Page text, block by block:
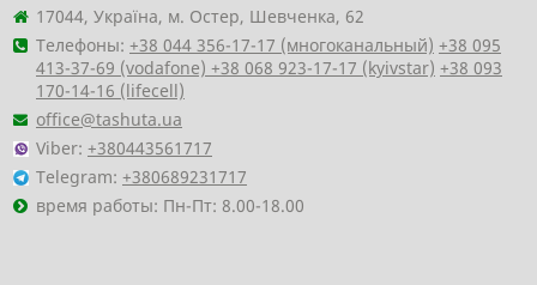
17044, Україна, м. Остер, Шевченка, 62
Телефоны: +38 044 356-17-17 (многоканальный) +38 095
413-37-69 (vodafone) +38 068 923-17-17 (kyivstar) +38 093
170-14-16 (lifecell)
office@tashuta.ua
Viber: +380443561717
Telegram: +380689231717
время работы: Пн-Пт: 8.00-18.00